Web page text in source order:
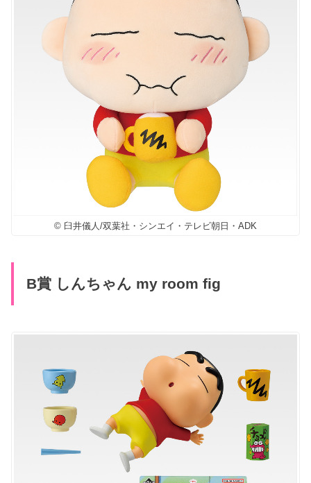
© 臼井儀人/双葉社・シンエイ・テレビ朝日・ADK
B賞 しんちゃん my room fig